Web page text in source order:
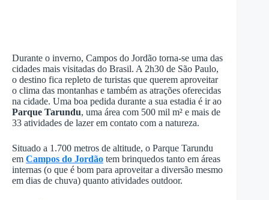
Durante o inverno, Campos do Jordão torna-se uma das
cidades mais visitadas do Brasil. A 2h30 de São Paulo,
o destino fica repleto de turistas que querem aproveitar
o clima das montanhas e também as atrações oferecidas
na cidade. Uma boa pedida durante a sua estadia é ir ao
Parque Tarundu, uma área com 500 mil m² e mais de
33 atividades de lazer em contato com a natureza.
Situado a 1.700 metros de altitude, o Parque Tarundu
em Campos do Jordão tem brinquedos tanto em áreas
internas (o que é bom para aproveitar a diversão mesmo
em dias de chuva) quanto atividades outdoor.